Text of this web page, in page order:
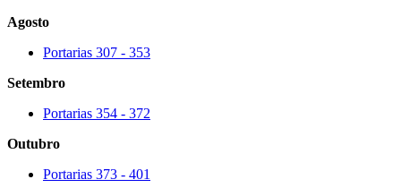
Agosto
Portarias 307 - 353
Setembro
Portarias 354 - 372
Outubro
Portarias 373 - 401